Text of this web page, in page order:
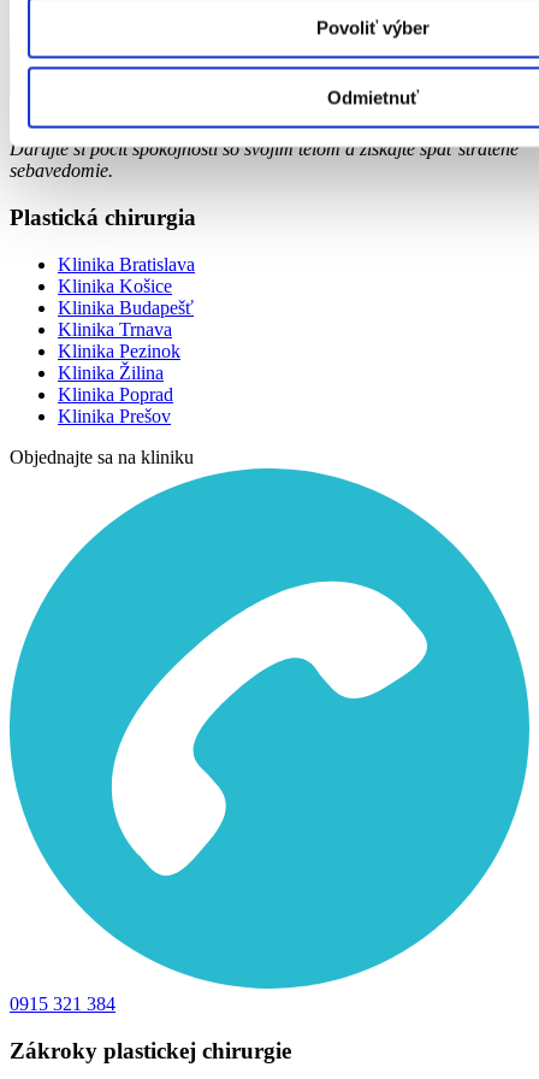
Povoliť výber
Odmietnuť
súhlasím s prijímaním ponúkaných noviniek, zliav, bonusov a
Hebe centrum - sme špecialisti na plastickú a estetickú chirurgiu.
Darujte si pocit spokojnosti so svojím telom a získajte späť stratené
sebavedomie.
Plastická chirurgia
Klinika Bratislava
Klinika Košice
Klinika Budapešť
Klinika Trnava
Klinika Pezinok
Klinika Žilina
Klinika Poprad
Klinika Prešov
Objednajte sa na kliniku
0915 321 384
Zákroky plastickej chirurgie